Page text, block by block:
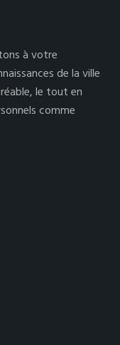
à votre
de la ville
le tout en
comme